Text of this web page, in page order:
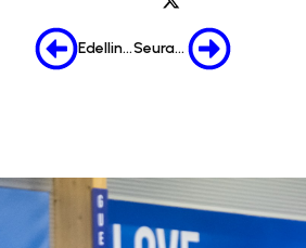
Edellinen Seuraava